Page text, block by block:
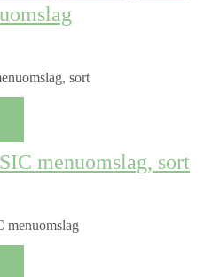
menuomslag, sort